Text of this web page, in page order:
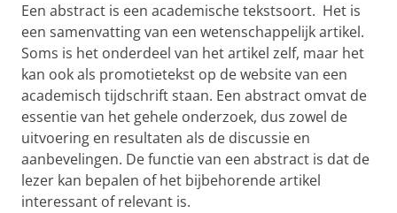
Een abstract is een academische tekstsoort. Het is
een samenvatting van een wetenschappelijk artikel.
Soms is het onderdeel van het artikel zelf, maar het
kan ook als promotietekst op de website van een
academisch tijdschrift staan. Een abstract omvat de
essentie van het gehele onderzoek, dus zowel de
uitvoering en resultaten als de discussie en
aanbevelingen. De functie van een abstract is dat de
lezer kan bepalen of het bijbehorende artikel
interessant of relevant is.